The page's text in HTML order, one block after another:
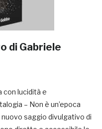
di Gabriele
con lucidità e
– Non è un’epoca
nuovo saggio divulgativo di